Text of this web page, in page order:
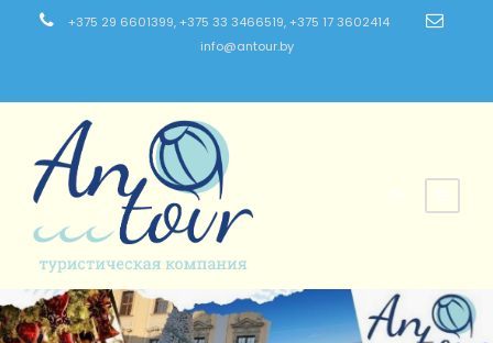
+375 29 6601399, +375 33 3466519, +375 17 3602414
info@antour.by